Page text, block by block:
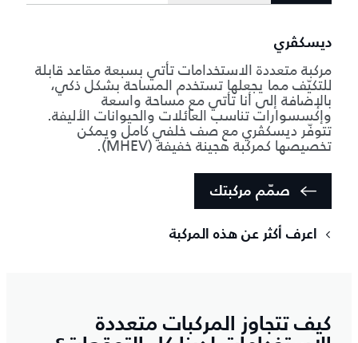
ديسكڤري
مركبة متعددة الاستخدامات تأتي بسبعة مقاعد قابلة
للتكيّف مما يجعلها تستخدم المساحة بشكل ذكي،
بالإضافة إلى أنا تأتي مع مساحة واسعة
وإكسسوارات تناسب العائلات والحيوانات الأليفة.
تتوفّر ديسكڤري مع صف خلفي كامل ويمكن
تخصيصها كمركبة هجينة خفيفة (MHEV).
صمّم مركبتك
اعرف أكثر عن هذه المركبة
كيف تتجاوز المركبات متعددة